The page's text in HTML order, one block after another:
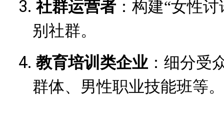
3.社群运营者 ：构建“女性
别社群。
4. 教育培训类企业 ：细分受
群体、男性职业技能班等。